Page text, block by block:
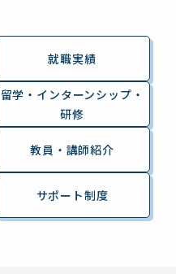
就職実績
留学・インターンシップ・
研修
教員・講師紹介
サポート制度